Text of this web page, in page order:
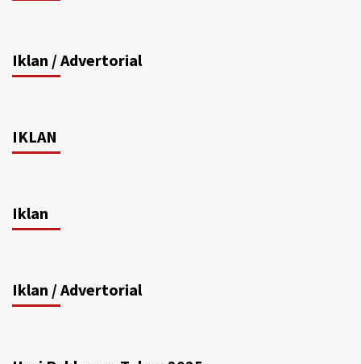
Iklan / Advertorial
IKLAN
Iklan
Iklan / Advertorial